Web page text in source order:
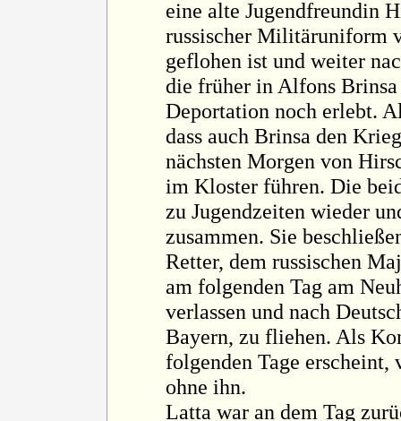
eine alte Jugendfreundin
russischer Militäruniform
geflohen ist und weiter
die früher in Alfons
Deportation noch erlebt.
dass auch Brinsa den
nächsten Morgen von
im Kloster führen. Die
zu Jugendzeiten wieder
zusammen. Sie
Retter, dem russischen
am folgenden Tag am
verlassen und nach
Bayern, zu fliehen. Als
folgenden Tage
ohne ihn.
Latta war an dem Tag